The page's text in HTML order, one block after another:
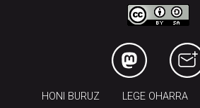
HONI BURUZ LEGE OHARRA